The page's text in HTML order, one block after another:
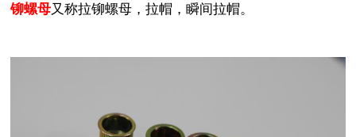
铆螺母又称拉铆螺母，拉帽，瞬间拉帽。